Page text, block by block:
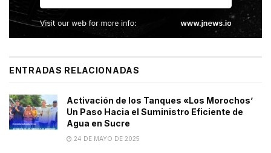
ENTRADAS RELACIONADAS
Activación de los Tanques «Los Morochos’
Un Paso Hacia el Suministro Eficiente de
Agua en Sucre
24 DE MAYO DE 2025